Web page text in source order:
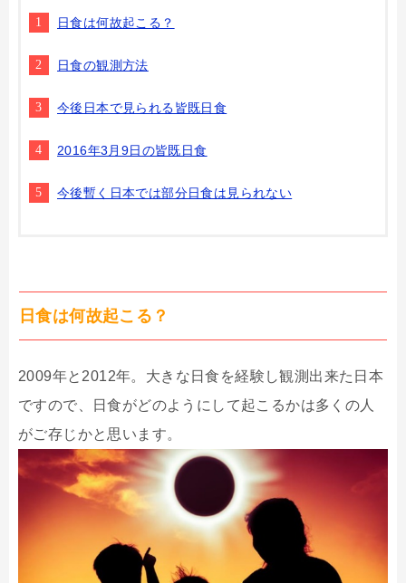
日食は何故起こる？
日食の観測方法
今後日本で見られる皆既日食
2016年3月9日の皆既日食
今後暫く日本では部分日食は見られない
日食は何故起こる？
2009年と2012年。大きな日食を経験し観測出来た日本
ですので、日食がどのようにして起こるかは多くの人
がご存じかと思います。